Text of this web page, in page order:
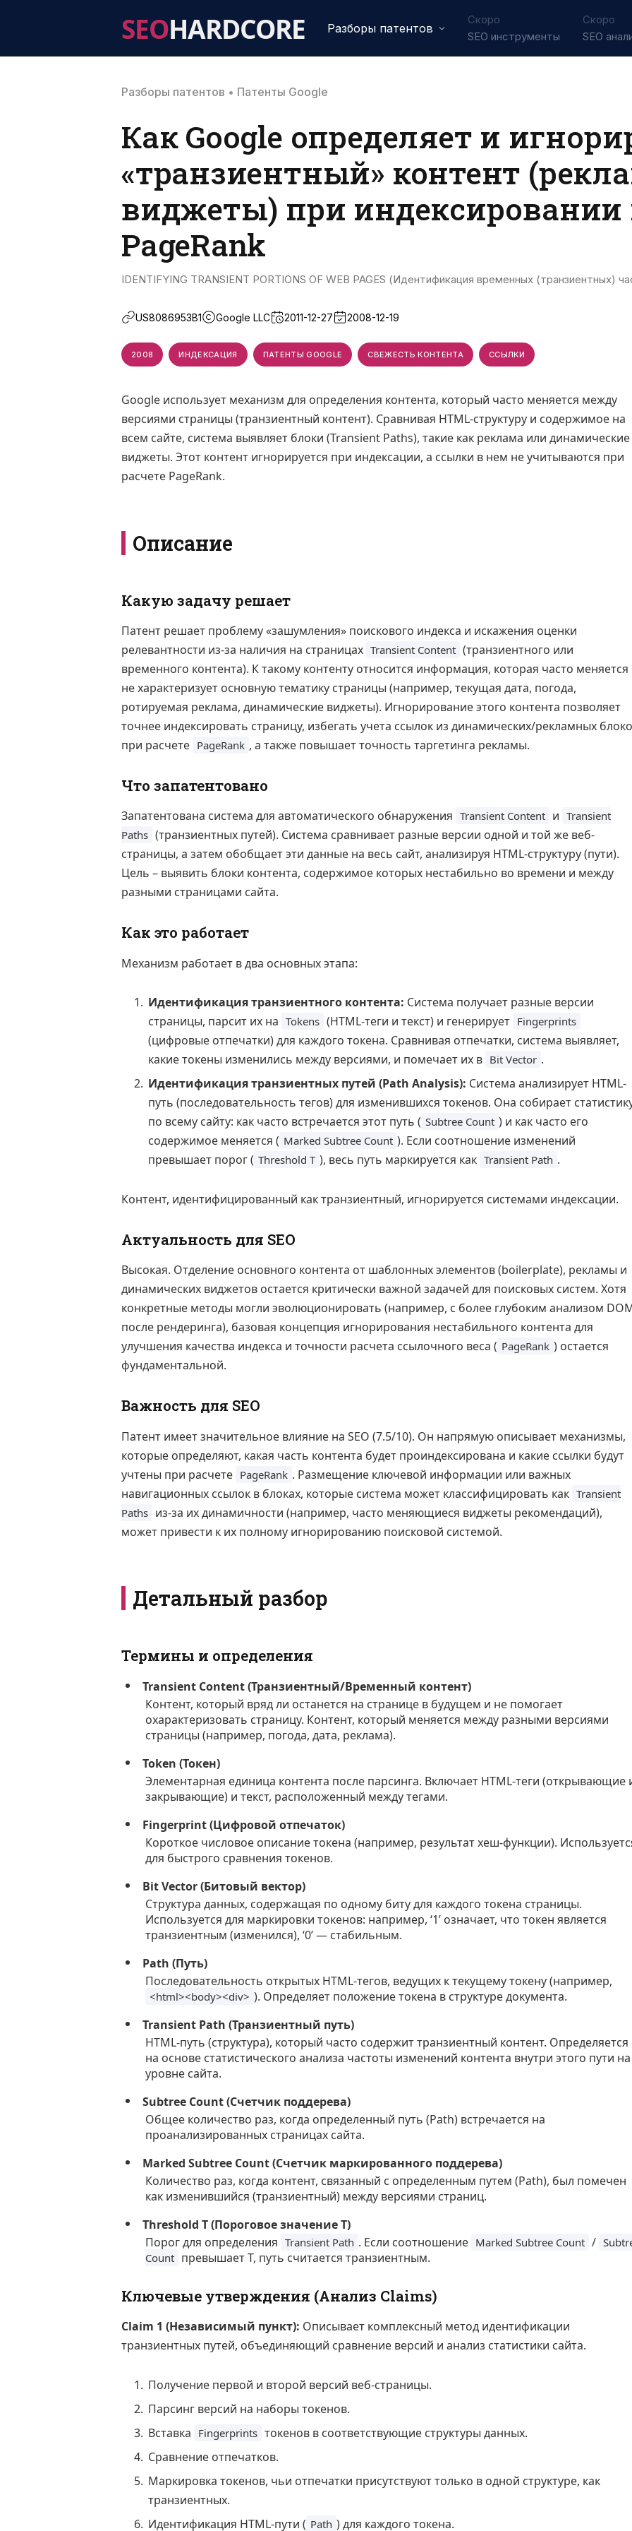
SEOHARDCORE Разборы патентов
Скоро
SEO инструменты
Скоро
SEO
Разборы патентов • Патенты Google
Как Google определяет и
«транзиентный» контент
виджеты) при индексировании
PageRank
IDENTIFYING TRANSIENT PORTIONS OF WEB PAGES (Идентификация временных (транзиентных)
US8086953B1 Google LLC 2011-12-27 2008-12-19
2008 ИНДЕКСАЦИЯ ПАТЕНТЫ GOOGLE СВЕЖЕСТЬ КОНТЕНТА ССЫЛКИ
Google использует механизм для определения контента, который часто меняется между
версиями страницы (транзиентный контент). Сравнивая HTML-структуру и содержимое на
всем сайте, система выявляет блоки (Transient Paths), такие как реклама или динамические
виджеты. Этот контент игнорируется при индексации, а ссылки в нем не учитываются при
расчете PageRank.
Описание
Какую задачу решает
Патент решает проблему «зашумления» поискового индекса и искажения оценки
релевантности из-за наличия на страницах Transient Content (транзиентного или
временного контента). К такому контенту относится информация, которая часто меняется
не характеризует основную тематику страницы (например, текущая дата, погода,
ротируемая реклама, динамические виджеты). Игнорирование этого контента позволяет
точнее индексировать страницу, избегать учета ссылок из динамических/рекламных
при расчете PageRank , а также повышает точность таргетинга рекламы.
Что запатентовано
Запатентована система для автоматического обнаружения Transient Content и Transient
Paths (транзиентных путей). Система сравнивает разные версии одной и той же веб-
страницы, а затем обобщает эти данные на весь сайт, анализируя HTML-структуру (пути).
Цель – выявить блоки контента, содержимое которых нестабильно во времени и между
разными страницами сайта.
Как это работает
Механизм работает в два основных этапа:
Идентификация транзиентного контента: Система получает разные версии
страницы, парсит их на Tokens (HTML-теги и текст) и генерирует Fingerprints
(цифровые отпечатки) для каждого токена. Сравнивая отпечатки, система выявляет,
какие токены изменились между версиями, и помечает их в Bit Vector .
Идентификация транзиентных путей (Path Analysis): Система анализирует HTML-
путь (последовательность тегов) для изменившихся токенов. Она собирает
по всему сайту: как часто встречается этот путь ( Subtree Count ) и как часто его
содержимое меняется ( Marked Subtree Count ). Если соотношение изменений
превышает порог ( Threshold T ), весь путь маркируется как Transient Path .
Контент, идентифицированный как транзиентный, игнорируется системами индексации.
Актуальность для SEO
Высокая. Отделение основного контента от шаблонных элементов (boilerplate), рекламы и
динамических виджетов остается критически важной задачей для поисковых систем. Хотя
конкретные методы могли эволюционировать (например, с более глубоким анализом
после рендеринга), базовая концепция игнорирования нестабильного контента для
улучшения качества индекса и точности расчета ссылочного веса ( PageRank ) остается
фундаментальной.
Важность для SEO
Патент имеет значительное влияние на SEO (7.5/10). Он напрямую описывает механизмы,
которые определяют, какая часть контента будет проиндексирована и какие ссылки будут
учтены при расчете PageRank . Размещение ключевой информации или важных
навигационных ссылок в блоках, которые система может классифицировать как Transient
Paths из-за их динамичности (например, часто меняющиеся виджеты рекомендаций),
может привести к их полному игнорированию поисковой системой.
Детальный разбор
Термины и определения
Transient Content (Транзиентный/Временный контент)
Контент, который вряд ли останется на странице в будущем и не помогает
охарактеризовать страницу. Контент, который меняется между разными версиями
страницы (например, погода, дата, реклама).
Token (Токен)
Элементарная единица контента после парсинга. Включает HTML-теги (открывающие
закрывающие) и текст, расположенный между тегами.
Fingerprint (Цифровой отпечаток)
Короткое числовое описание токена (например, результат хеш-функции).
для быстрого сравнения токенов.
Bit Vector (Битовый вектор)
Структура данных, содержащая по одному биту для каждого токена страницы.
Используется для маркировки токенов: например, ‘1’ означает, что токен является
транзиентным (изменился), ‘0’ — стабильным.
Path (Путь)
Последовательность открытых HTML-тегов, ведущих к текущему токену (например,
<html><body><div> ). Определяет положение токена в структуре документа.
Transient Path (Транзиентный путь)
HTML-путь (структура), который часто содержит транзиентный контент. Определяется
на основе статистического анализа частоты изменений контента внутри этого пути на
уровне сайта.
Subtree Count (Счетчик поддерева)
Общее количество раз, когда определенный путь (Path) встречается на
проанализированных страницах сайта.
Marked Subtree Count (Счетчик маркированного поддерева)
Количество раз, когда контент, связанный с определенным путем (Path), был помечен
как изменившийся (транзиентный) между версиями страниц.
Threshold T (Пороговое значение T)
Порог для определения Transient Path . Если соотношение Marked Subtree Count /
Count превышает T, путь считается транзиентным.
Ключевые утверждения (Анализ Claims)
Claim 1 (Независимый пункт): Описывает комплексный метод идентификации
транзиентных путей, объединяющий сравнение версий и анализ статистики сайта.
Получение первой и второй версий веб-страницы.
Парсинг версий на наборы токенов.
Вставка Fingerprints токенов в соответствующие структуры данных.
Сравнение отпечатков.
Маркировка токенов, чьи отпечатки присутствуют только в одной структуре, как
транзиентных.
Идентификация HTML-пути ( Path ) для каждого токена.